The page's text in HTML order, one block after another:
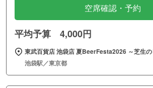
空席確認・予約
平均予算 4,000円
東武百貨店 池袋店 夏BeerFesta2026 ～芝生
池袋駅／東京都